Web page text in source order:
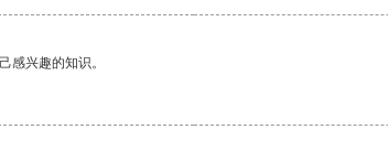
感兴趣的知识。